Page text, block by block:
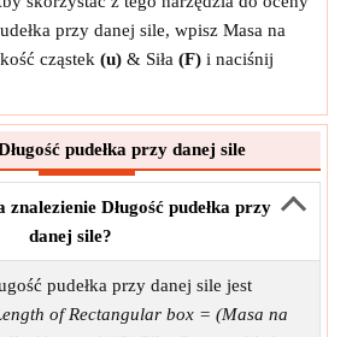
przy danej sile, wpisz Masa na
cząstek (u) & Siła (F) i naciśnij
pudełka przy danej sile
Długość pudełka przy
danej sile?
pudełka przy danej sile jest
of Rectangular box = (Masa na